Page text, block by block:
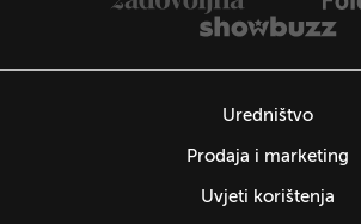
Uredništvo
Prodaja i marketing
Uvjeti korištenja